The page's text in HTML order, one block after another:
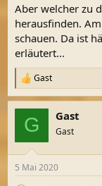
Aber welcher zu
herausfinden.
schauen. Da ist
erläutert...
R
e
a
e
n
Gast
G Gast
Gast
5 Mai 2020